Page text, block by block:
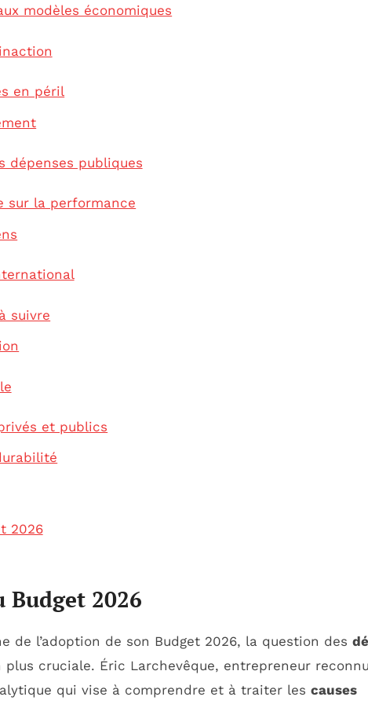
modèles économiques
en péril
dépenses publiques
sur la performance
suivre
et publics
2026
Budget 2026
de l’adoption de son Budget 2026, la question des
cruciale. Éric Larchevêque, entrepreneur
qui vise à comprendre et à traiter les causes